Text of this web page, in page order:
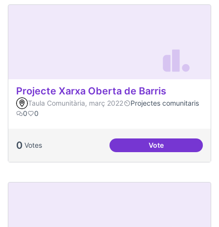
Projecte Xarxa Oberta de Barris
Taula Comunitària, març 2022
Projectes comunitaris
0
0
0 Votes VoteProjecte Xarxa